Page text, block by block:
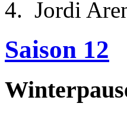
Jordi
Saison 12